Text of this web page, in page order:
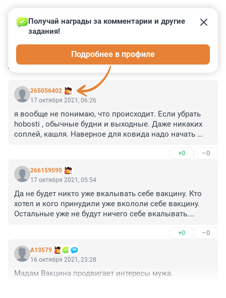
КОММЕНТАРИИ 19
265056402
Получай награды за комментарии и другие
задания!
Подробнее в профиле
17 октября 2021, 06:26
я вообще не понимаю, что происходит. Если убрать
hobosti , обычные будни и выходные. Даже никаких
соплей, кашля. Наверное для ковида надо начать
машине и носить по 3-4 часа маску, и можно жрать
какие-нибудь таблетки. При этом не надевать шапку,
есть фаст-фуд и суши из доставки, ходить в модных
джинсах, чтобы ноги мёрзли, мотаться по городу в
ущерб нервам в поиске кешбека и акций, и ещё
главное - работать на нервной денежной работе,
чтобы платить ипотеку. Потом бегать
Образ жизни и беззащитность перед навязанными
ценностями производят болезни, которые потом
подмажут под ковид.
+0 –0
266159595
17 октября 2021, 05:54
Да не будет никто уже вкалывать себе вакцину. Кто
хотел и кого принудили уже вкололи себе вакцину.
Остальные уже не будут ничего себе вкалывать.
Не хотят и всё.
Все ждут, когда официально объявят, что ковид
побеждён. Всё.
+0 –0
А13579
16 октября 2021, 23:28
Мадам Вакцина продвигает интересы мужа.